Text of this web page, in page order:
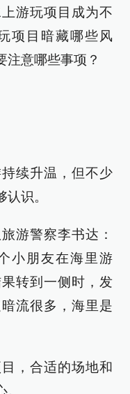
游玩项目成为不
项目暗藏哪些风
注意哪些事项？
续升温，但不少
识。
游警察李书达：
小朋友在海里游
转到一侧时，发
流很多，海里是
，合适的场地和